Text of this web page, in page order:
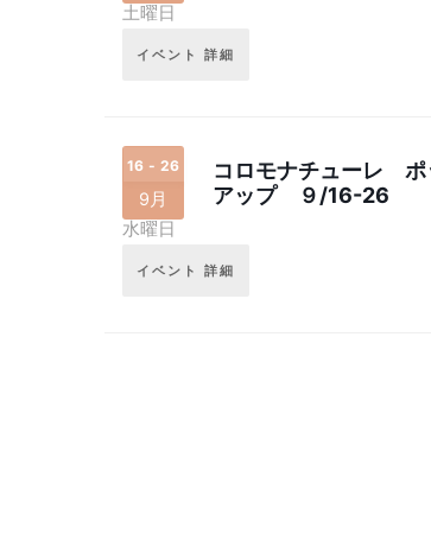
土曜日
イベント 詳細
16 - 26
9月
コロモナチューレ ポ
アップ ９/16-26
水曜日
イベント 詳細